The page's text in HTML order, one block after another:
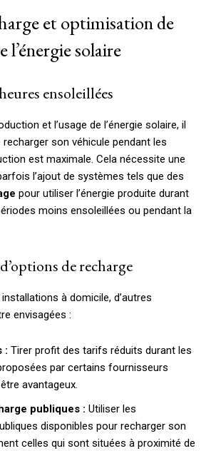
et optimisation de
l’énergie solaire
ensoleillées
et l’usage de l’énergie solaire, il
son véhicule pendant les
est maximale. Cela nécessite une
l’ajout de systèmes tels que des
pour utiliser l’énergie produite durant
moins ensoleillées ou pendant la
de recharge
à domicile, d’autres
envisagées :
: Tirer profit des tarifs réduits durant les
par certains fournisseurs
avantageux.
publiques : Utiliser les
disponibles pour recharger son
celles qui sont situées à proximité de